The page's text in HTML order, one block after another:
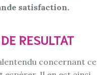
satisfaction.
RESULTAT
concernant ce